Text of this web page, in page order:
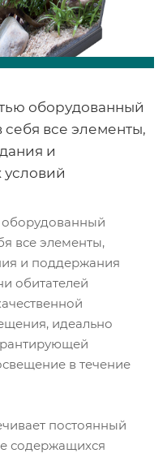
оборудованный
все элементы,
и
все элементы,
и поддержания
обитателей
идеально
в течение
постоянный
содержащихся